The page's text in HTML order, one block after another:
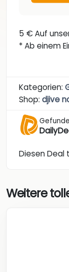
5 € Auf
* Ab einem
Kategorien:
Shop: djive
Diesen Deal
Weitere